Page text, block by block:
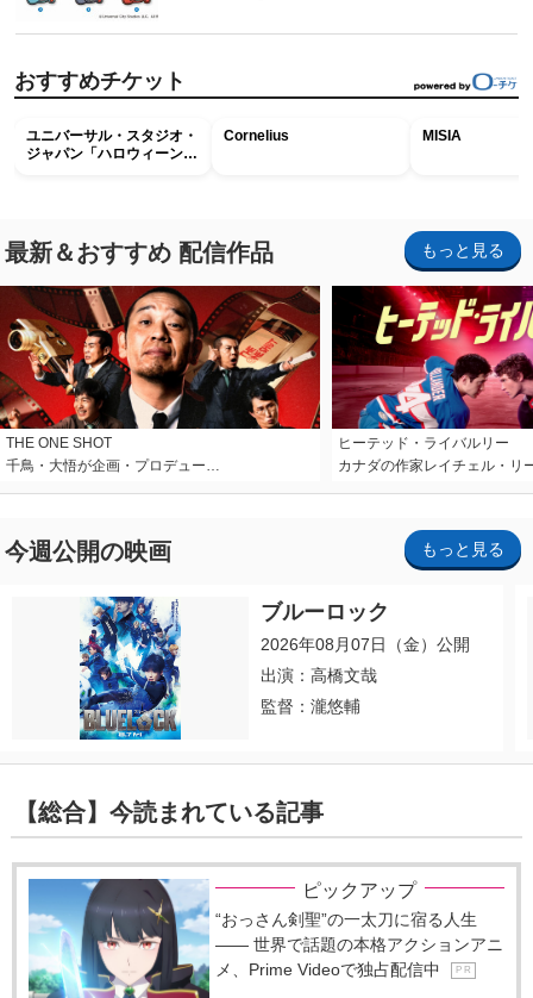
おすすめチケット
ユニバーサル・スタジオ・
ジャパン「ハロウィーン・
Cornelius MISIA
最新＆おすすめ 配信作品 もっと見る
THE ONE SHOT
千鳥・大悟が企画・プロデュー…
ヒーテッド・ライバルリー
カナダの作家レイチェル・リ
今週公開の映画 もっと見る
ブルーロック
2026年08月07日（金）公開
出演：高橋文哉
監督：瀧悠輔
【総合】今読まれている記事
ピックアップ
“おっさん剣聖”の一太刀に宿る人生
―― 世界で話題の本格アクションアニ
メ、Prime Videoで独占配信中
P R